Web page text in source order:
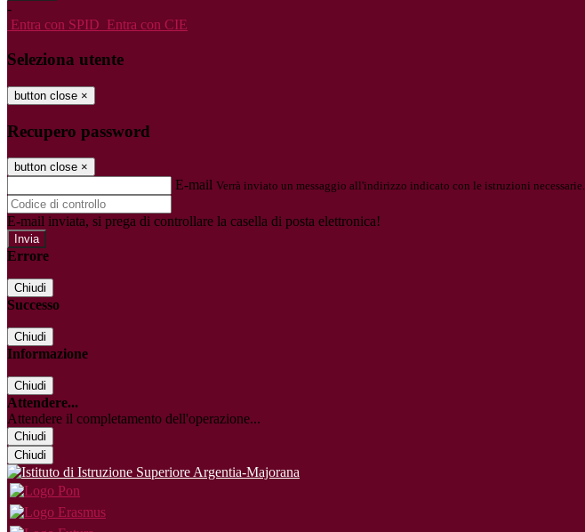
-
Entra con SPID Entra con CIE
Seleziona utente
button close ×
Recupero password
button close ×
E-mail Verrà inviato un messaggio all'indirizzo indicato con le istruzioni necessarie.
E-mail inviata, si prega di controllare la casella di posta elettronica!
Errore
Chiudi
Successo
Chiudi
Informazione
Chiudi
Attendere...
Attendere il completamento dell'operazione...
Chiudi
Chiudi